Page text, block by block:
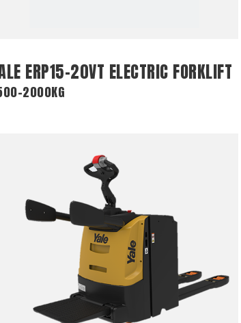
ERP15-20VT ELECTRIC FORKLIFT
2000KG